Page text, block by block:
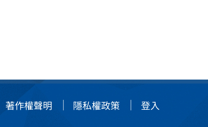
著作權聲明 隱私權政策 登入